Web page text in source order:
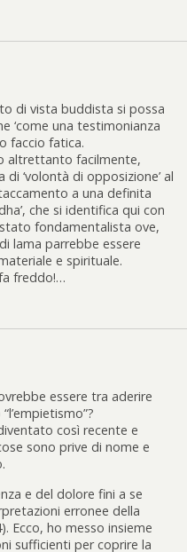
di vista buddista si possa
‘come una testimonianza
faccio fatica.
altrettanto facilmente,
‘volontà di opposizione’ al
a una definita
che si identifica qui con
fondamentalista ove,
lama parrebbe essere
e spirituale.
freddo!…
essere tra aderire
così recente e
sono prive di nome e
e del dolore fini a se
erronee della
Ecco, ho messo insieme
sufficienti per coprire la